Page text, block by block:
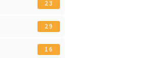
23
29
16